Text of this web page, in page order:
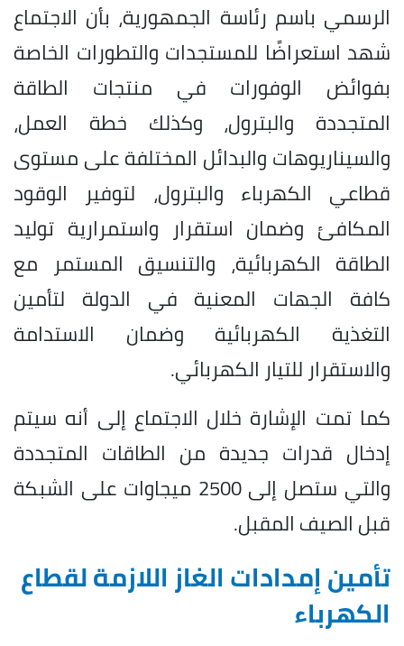
الرسمي باسم رئاسة الجمهورية، بأن الاجتماع
شهد استعراضًا للمستجدات والتطورات الخاصة
بفوائض الوفورات في منتجات الطاقة
المتجددة والبترول، وكذلك خطة العمل،
والسيناريوهات والبدائل المختلفة على مستوى
قطاعي الكهرباء والبترول، لتوفير الوقود
المكافئ وضمان استقرار واستمرارية توليد
الطاقة الكهربائية، والتنسيق المستمر مع
كافة الجهات المعنية في الدولة لتأمين
التغذية الكهربائية وضمان الاستدامة
والاستقرار للتيار الكهربائي.
كما تمت الإشارة خلال الاجتماع إلى أنه سيتم
إدخال قدرات جديدة من الطاقات المتجددة
والتي ستصل إلى 2500 ميجاوات على الشبكة
قبل الصيف المقبل.
تأمين إمدادات الغاز اللازمة لقطاع
الكهرباء